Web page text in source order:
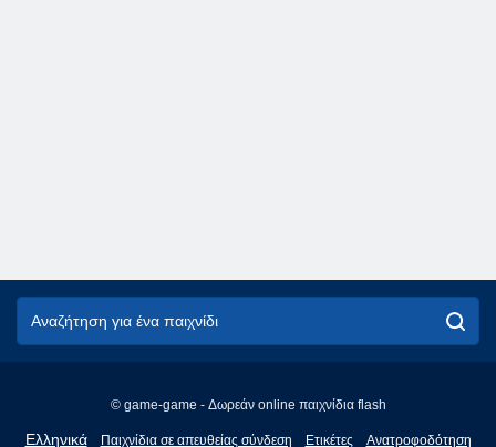
© game-game - Δωρεάν online παιχνίδια flash
Ελληνικά
English
Παιχνίδια σε απευθείας σύνδεση Ετικέτες Ανατροφοδότηση